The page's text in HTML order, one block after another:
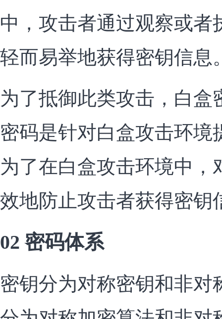
中，攻击者通过观察或者
轻而易举地获得密钥信息
为了抵御此类攻击，白盒
密码是针对白盒攻击环境
为了在白盒攻击环境中，
效地防止攻击者获得密钥
02 密码体系
密钥分为对称密钥和非对